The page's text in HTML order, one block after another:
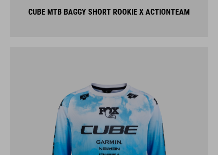
CUBE MTB BAGGY SHORT ROOKIE X ACTIONTEAM